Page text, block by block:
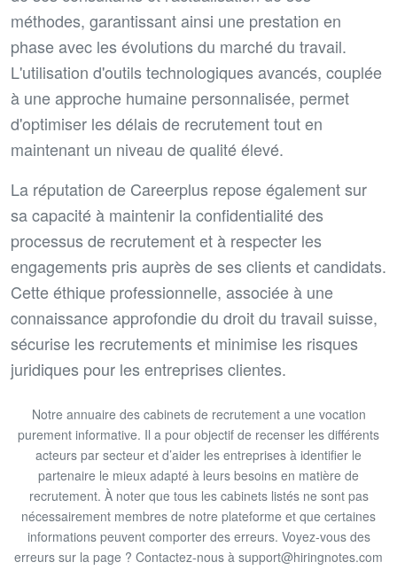
méthodes, garantissant ainsi une prestation en
phase avec les évolutions du marché du travail.
L'utilisation d'outils technologiques avancés, couplée
à une approche humaine personnalisée, permet
d'optimiser les délais de recrutement tout en
maintenant un niveau de qualité élevé.
La réputation de Careerplus repose également sur
sa capacité à maintenir la confidentialité des
processus de recrutement et à respecter les
engagements pris auprès de ses clients et candidats.
Cette éthique professionnelle, associée à une
connaissance approfondie du droit du travail suisse,
sécurise les recrutements et minimise les risques
juridiques pour les entreprises clientes.
Notre annuaire des cabinets de recrutement a une vocation
purement informative. Il a pour objectif de recenser les différents
acteurs par secteur et d’aider les entreprises à identifier le
partenaire le mieux adapté à leurs besoins en matière de
recrutement. À noter que tous les cabinets listés ne sont pas
nécessairement membres de notre plateforme et que certaines
informations peuvent comporter des erreurs. Voyez-vous des
erreurs sur la page ? Contactez-nous à support@hiringnotes.com